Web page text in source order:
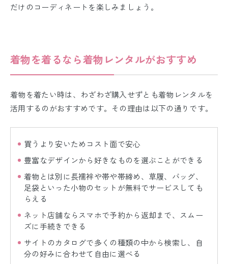
だけのコーディネートを楽しみましょう。
着物を着るなら着物レンタルがおすすめ
着物を着たい時は、わざわざ購入せずとも着物レンタルを
活用するのがおすすめです。その理由は以下の通りです。
買うより安いためコスト面で安心
豊富なデザインから好きなものを選ぶことができる
着物とは別に長襦袢や帯や帯締め、草履、バッグ、
足袋といった小物のセットが無料でサービスしても
らえる
ネット店舗ならスマホで予約から返却まで、スムー
ズに手続きできる
サイトのカタログで多くの種類の中から検索し、自
分の好みに合わせて自由に選べる